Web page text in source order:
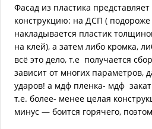
Фасад из пластика
конструкцию: на ДСП (
накладывается пластик
на клей), а затем либо кромка,
всё это дело, т.е получается
зависит от многих параметров,
ударов! а мдф пленка- мдф
т.е. более- менее целая
минус — боится горячего,